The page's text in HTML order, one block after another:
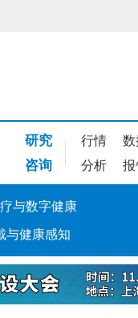
研究 行情 数
咨询 分析 报
与数字健康
与健康感知